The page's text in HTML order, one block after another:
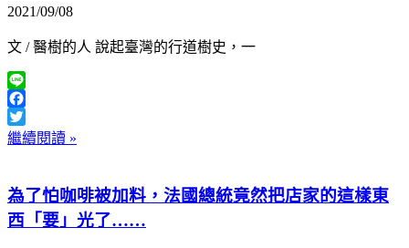
2021/09/08
文 / 醫樹的人 說起臺灣的行道樹史，一
Line
Facebook
Twitter
繼續閱讀 »
為了怕咖啡被加料，法國總統竟然把店家的這樣東
西「要」光了……